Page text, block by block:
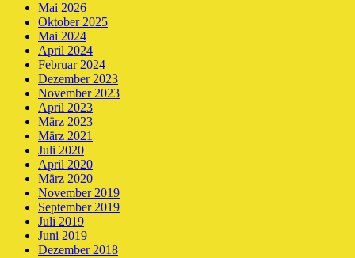
Mai 2026
Oktober 2025
Mai 2024
April 2024
Februar 2024
Dezember 2023
November 2023
April 2023
März 2023
März 2021
Juli 2020
April 2020
März 2020
November 2019
September 2019
Juli 2019
Juni 2019
Dezember 2018